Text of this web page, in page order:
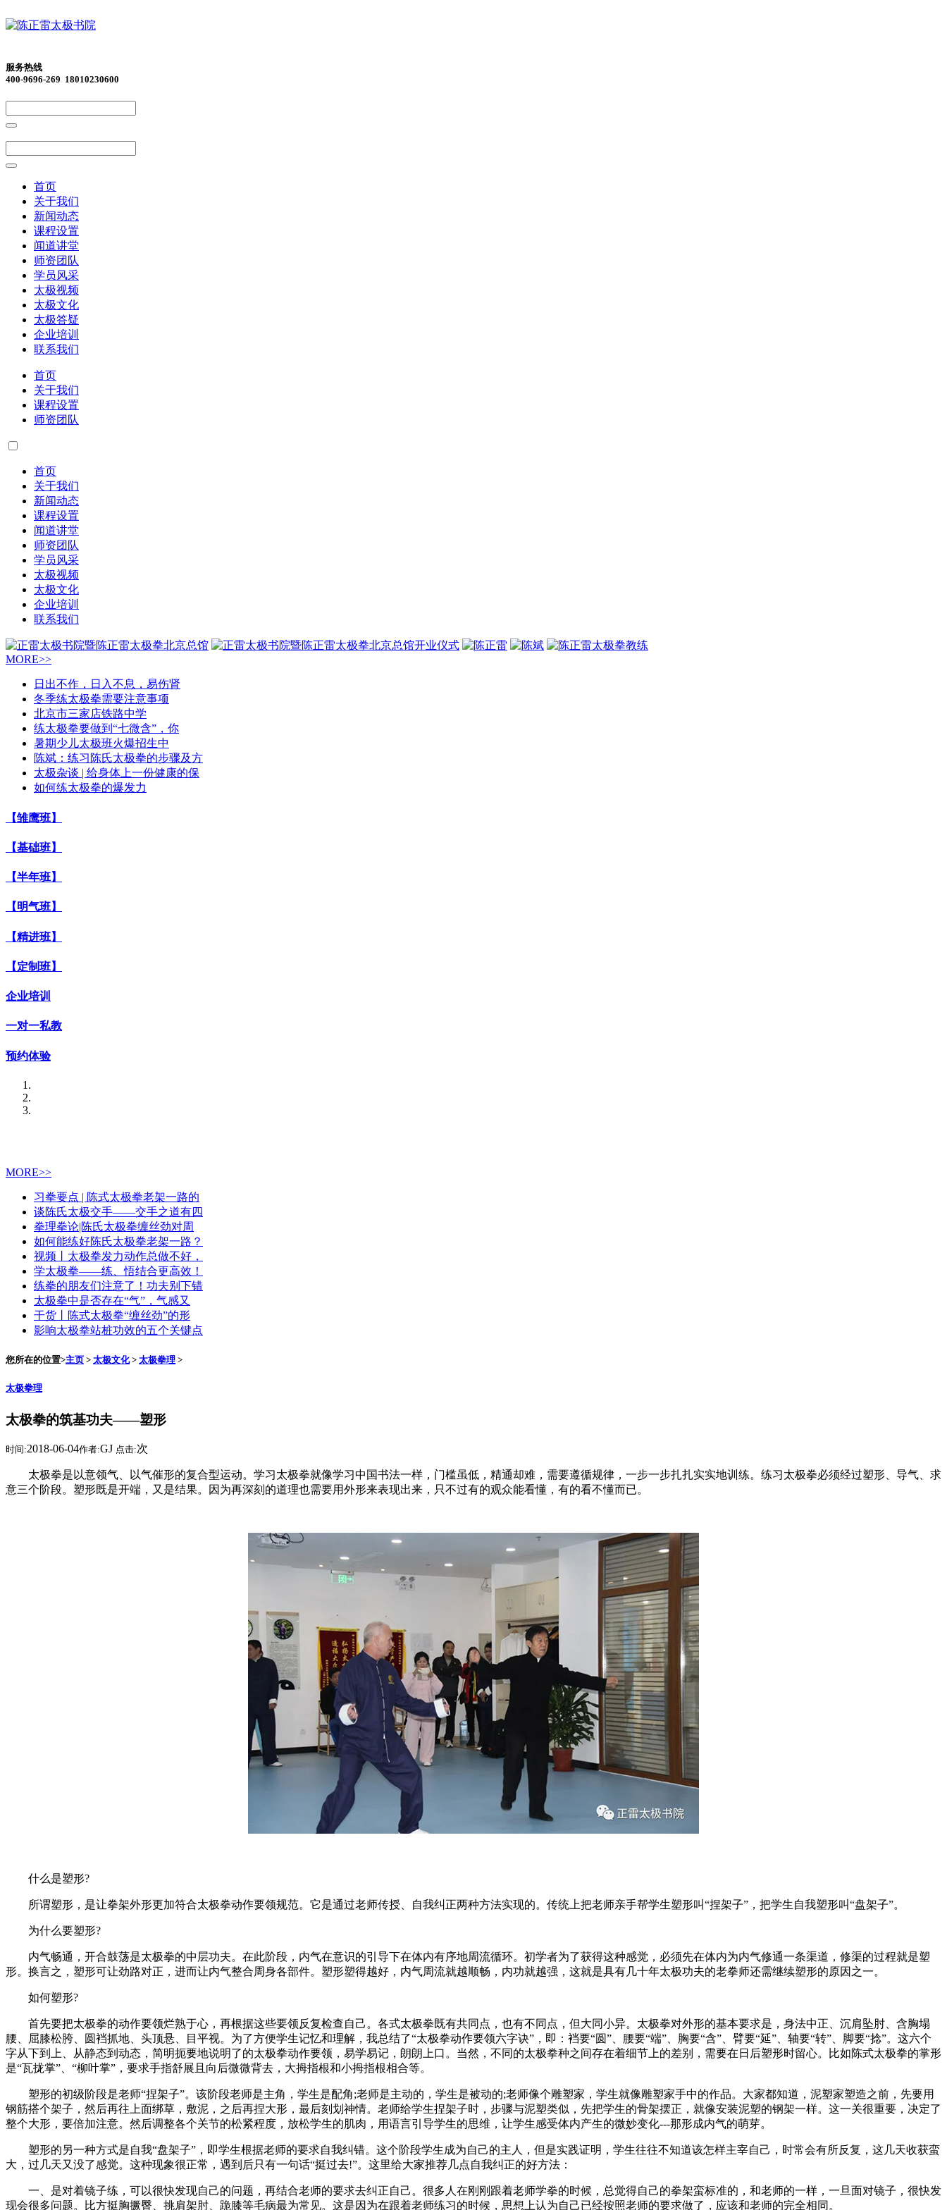
服务热线
400-9696-269 18010230600
首页
关于我们
新闻动态
课程设置
闻道讲堂
师资团队
学员风采
太极视频
太极文化
太极答疑
企业培训
联系我们
首页
关于我们
课程设置
师资团队
首页
关于我们
新闻动态
课程设置
闻道讲堂
师资团队
学员风采
太极视频
太极文化
企业培训
联系我们
MORE>>
日出不作，日入不息，易伤肾
冬季练太极拳需要注意事项
北京市三家店铁路中学
练太极拳要做到“七微含”，你
暑期少儿太极班火爆招生中
陈斌：练习陈氏太极拳的步骤及方
太极杂谈 | 给身体上一份健康的保
如何练太极拳的爆发力
【雏鹰班】
【基础班】
【半年班】
【明气班】
【精进班】
【定制班】
企业培训
一对一私教
预约体验
MORE>>
习拳要点 | 陈式太极拳老架一路的
谈陈氏太极交手——交手之道有四
拳理拳论|陈氏太极拳缠丝劲对周
如何能练好陈氏太极拳老架一路？
视频丨太极拳发力动作总做不好，
学太极拳——练、悟结合更高效！
练拳的朋友们注意了！功夫别下错
太极拳中是否存在“气”，气感又
干货丨陈式太极拳“缠丝劲”的形
影响太极拳站桩功效的五个关键点
您所在的位置>主页 > 太极文化> 太极拳理 >
太极拳理
太极拳的筑基功夫——塑形
时间:2018-06-04作者:GJ 点击:次
太极拳是以意领气、以气催形的复合型运动。学习太极拳就像学习中国书法一样，门槛虽低，精通却难，需要遵循规律，一步一步扎扎实实地训练。练习太极拳必须经过塑形、导气、求
意三个阶段。塑形既是开端，又是结果。因为再深刻的道理也需要用外形来表现出来，只不过有的观众能看懂，有的看不懂而已。
什么是塑形?
所谓塑形，是让拳架外形更加符合太极拳动作要领规范。它是通过老师传授、自我纠正两种方法实现的。传统上把老师亲手帮学生塑形叫“捏架子”，把学生自我塑形叫“盘架子”。
为什么要塑形?
内气畅通，开合鼓荡是太极拳的中层功夫。在此阶段，内气在意识的引导下在体内有序地周流循环。初学者为了获得这种感觉，必须先在体内为内气修通一条渠道，修渠的过程就是塑
形。换言之，塑形可让劲路对正，进而让内气整合周身各部件。塑形塑得越好，内气周流就越顺畅，内功就越强，这就是具有几十年太极功夫的老拳师还需继续塑形的原因之一。
如何塑形?
首先要把太极拳的动作要领烂熟于心，再根据这些要领反复检查自己。各式太极拳既有共同点，也有不同点，但大同小异。太极拳对外形的基本要求是，身法中正、沉肩坠肘、含胸塌
腰、屈膝松胯、圆裆抓地、头顶悬、目平视。为了方便学生记忆和理解，我总结了“太极拳动作要领六字诀”，即：裆要“圆”、腰要“端”、胸要“含”、臂要“延”、轴要“转”、脚要“捻”。这六个
字从下到上、从静态到动态，简明扼要地说明了的太极拳动作要领，易学易记，朗朗上口。当然，不同的太极拳种之间存在着细节上的差别，需要在日后塑形时留心。比如陈式太极拳的掌形
是“瓦拢掌”、“柳叶掌”，要求手指舒展且向后微微背去，大拇指根和小拇指根相合等。
塑形的初级阶段是老师“捏架子”。该阶段老师是主角，学生是配角;老师是主动的，学生是被动的;老师像个雕塑家，学生就像雕塑家手中的作品。大家都知道，泥塑家塑造之前，先要用
钢筋搭个架子，然后再往上面绑草，敷泥，之后再捏大形，最后刻划神情。老师给学生捏架子时，步骤与泥塑类似，先把学生的骨架摆正，就像安装泥塑的钢架一样。这一关很重要，决定了
整个大形，要倍加注意。然后调整各个关节的松紧程度，放松学生的肌肉，用语言引导学生的思维，让学生感受体内产生的微妙变化---那形成内气的萌芽。
塑形的另一种方式是自我“盘架子”，即学生根据老师的要求自我纠错。这个阶段学生成为自己的主人，但是实践证明，学生往往不知道该怎样主宰自己，时常会有所反复，这几天收获蛮
大，过几天又没了感觉。这种现象很正常，遇到后只有一句话“挺过去!”。这里给大家推荐几点自我纠正的好方法：
一、是对着镜子练，可以很快发现自己的问题，再结合老师的要求去纠正自己。很多人在刚刚跟着老师学拳的时候，总觉得自己的拳架蛮标准的，和老师的一样，一旦面对镜子，很快发
现会很多问题。比方挺胸撅臀、挑肩架肘、跪膝等毛病最为常见。这是因为在跟着老师练习的时候，思想上认为自己已经按照老师的要求做了，应该和老师的完全相同。